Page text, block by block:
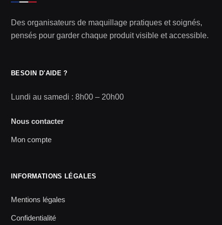
Des organisateurs de maquillage pratiques et soignés,
pensés pour garder chaque produit visible et accessible.
BESOIN D'AIDE ?
Lundi au samedi : 8h00 – 20h00
Nous contacter
Mon compte
INFORMATIONS LÉGALES
Mentions légales
Confidentialité